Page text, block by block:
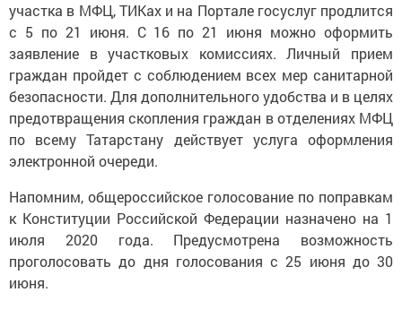
участка в МФЦ, ТИКах и на Портале госуслуг продлится
с 5 по 21 июня. С 16 по 21 июня можно оформить
заявление в участковых комиссиях. Личный прием
граждан пройдет с соблюдением всех мер санитарной
безопасности. Для дополнительного удобства и в целях
предотвращения скопления граждан в отделениях МФЦ
по всему Татарстану действует услуга оформления
электронной очереди.
Напомним, общероссийское голосование по поправкам
к Конституции Российской Федерации назначено на 1
июля 2020 года. Предусмотрена возможность
проголосовать до дня голосования с 25 июня до 30
июня.